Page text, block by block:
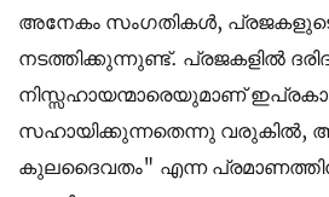
അനേകം സംഗതികൾ,
നടത്തിക്കുന്നുണ്ട്. പ്രജകളിൽ
നിസ്സഹായന്മാരെയുമാണ്
സഹായിക്കുന്നതെന്നു വരുകിൽ,
കുലദൈവതം" എന്ന